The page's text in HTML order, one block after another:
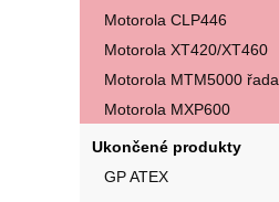
Motorola CLP446
Motorola XT420/XT460
Motorola MTM5000 řada
Motorola MXP600
Ukončené produkty
GP ATEX